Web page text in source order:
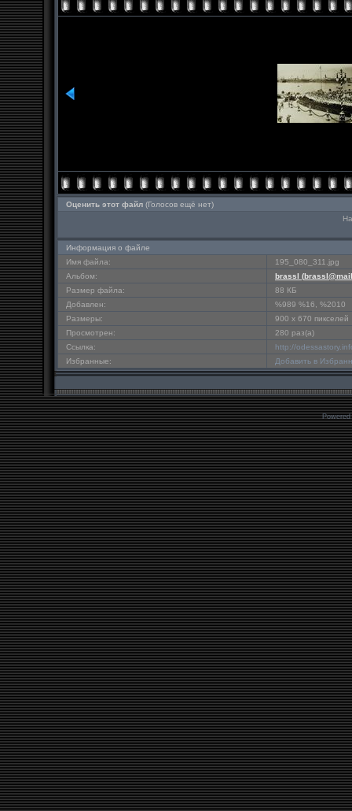
Оценить этот файл (Голосов ещё нет)
Информация о файле
Имя файла:
195_080_311.jpg
Альбом:
brassl (
Размер файла:
88 КБ
Добавлен:
%989 %16, %2010
Размеры:
900 x 670 пикселей
Просмотрен:
280 раз(а)
Ссылка:
http://
Избранные:
Добавить в